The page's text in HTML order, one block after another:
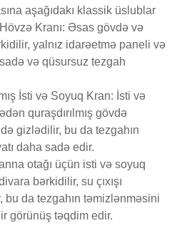
aşağıdakı klassik üslublar
Kranı: Əsas gövdə və
yalnız idarəetmə paneli və
və qüsursuz tezgah
İsti və Soyuq Kran: İsti və
quraşdırılmış gövdə
gizlədilir, bu da tezgahın
daha sadə edir.
otağı üçün isti və soyuq
bərkidilir, su çıxışı
bu da tezgahın təmizlənməsini
görünüş təqdim edir.